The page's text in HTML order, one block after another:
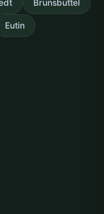
Brunsbuttel
Eutin